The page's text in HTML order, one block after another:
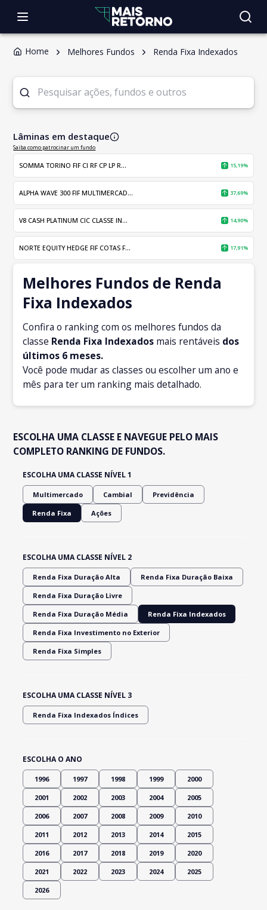
Home Melhores Fundos Renda Fixa Indexados
Lâminas em destaque
Saiba como patrocinar um fundo
SOMMA TORINO FIF CI RF CP LP R... 15,19%
ALPHA WAVE 300 FIF MULTIMERCAD... 37,69%
V8 CASH PLATINUM CIC CLASSE IN... 14,90%
NORTE EQUITY HEDGE FIF COTAS F... 17,91%
Melhores Fundos de Renda
Fixa Indexados
Confira o ranking com os melhores fundos da
classe Renda Fixa Indexados mais rentáveis dos
últimos 6 meses.
Você pode mudar as classes ou escolher um ano e
mês para ter um ranking mais detalhado.
ESCOLHA UMA CLASSE E NAVEGUE PELO MAIS
COMPLETO RANKING DE FUNDOS.
ESCOLHA UMA CLASSE NÍVEL 1
Multimercado Cambial Previdência
Renda Fixa Ações
ESCOLHA UMA CLASSE NÍVEL 2
Renda Fixa Duração Alta Renda Fixa Duração Baixa
Renda Fixa Duração Livre
Renda Fixa Duração Média Renda Fixa Indexados
Renda Fixa Investimento no Exterior
Renda Fixa Simples
ESCOLHA UMA CLASSE NÍVEL 3
Renda Fixa Indexados Índices
ESCOLHA O ANO
1996 1997 1998 1999 2000
2001 2002 2003 2004 2005
2006 2007 2008 2009 2010
2011 2012 2013 2014 2015
2016 2017 2018 2019 2020
2021 2022 2023 2024 2025
2026